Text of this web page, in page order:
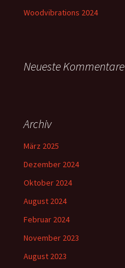
Woodvibrations 2024
Neueste Kommentare
Archiv
März 2025
Dezember 2024
Oktober 2024
August 2024
Februar 2024
November 2023
August 2023